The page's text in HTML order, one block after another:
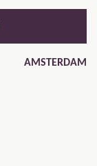
AMSTERDAM